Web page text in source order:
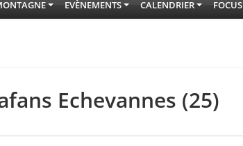
EVÈNEMENTS CALENDRIER FOCUS
Echevannes (25)